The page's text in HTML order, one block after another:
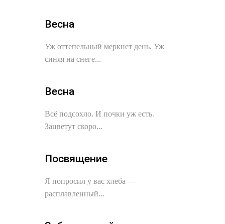
Весна
Уж оттепельный меркнет день. Уж
синяя на снеге...
Весна
Всё подсохло. И почки уж есть.
Зацветут скоро...
Посвящение
Я попросил у вас хлеба —
расплавленный...